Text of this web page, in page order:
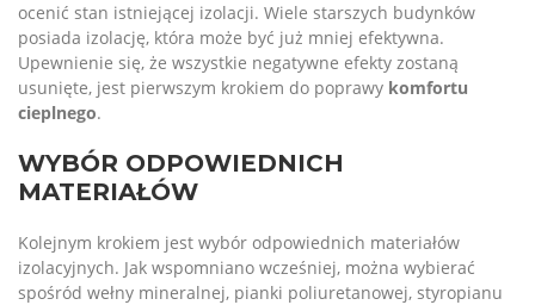
ocenić stan istniejącej izolacji. Wiele starszych budynków
posiada izolację, która może być już mniej efektywna.
Upewnienie się, że wszystkie negatywne efekty zostaną
usunięte, jest pierwszym krokiem do poprawy komfortu
cieplnego.
WYBÓR ODPOWIEDNICH
MATERIAŁÓW
Kolejnym krokiem jest wybór odpowiednich materiałów
izolacyjnych. Jak wspomniano wcześniej, można wybierać
spośród wełny mineralnej, pianki poliuretanowej, styropianu